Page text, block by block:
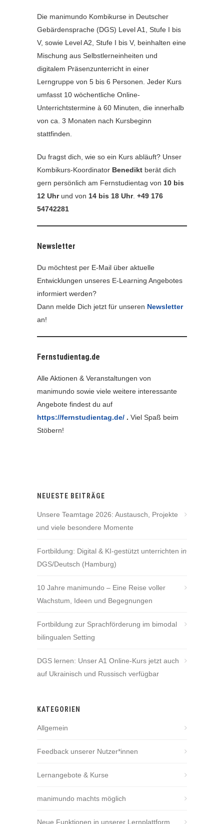
Die manimundo Kombikurse in Deutscher
Gebärdensprache (DGS) Level A1, Stufe I bis
V, sowie Level A2, Stufe I bis V, beinhalten eine
Mischung aus Selbstlerneinheiten und
digitalem Präsenzunterricht in einer
Lerngruppe von 5 bis 6 Personen. Jeder Kurs
umfasst 10 wöchentliche Online-
Unterrichtstermine à 60 Minuten, die innerhalb
von ca. 3 Monaten nach Kursbeginn
stattfinden.
Du fragst dich, wie so ein Kurs abläuft? Unser
Kombikurs-Koordinator Benedikt berät dich
gern persönlich am Fernstudientag von 10 bis
12 Uhrund von 14 bis 18 Uhr. +49 176
54742281
Newsletter
Du möchtest per E-Mail über aktuelle
Entwicklungen unseres E-Learning Angebotes
informiert werden?
Dann melde Dich jetzt für unseren Newsletter
an!
Fernstudientag.de
Alle Aktionen & Veranstaltungen von
manimundo sowie viele weitere interessante
Angebote findest du auf
https://fernstudientag.de/ . Viel Spaß beim
Stöbern!
NEUESTE BEITRÄGE
Unsere Teamtage 2026: Austausch, Projekte
und viele besondere Momente
Fortbildung: Digital & KI-gestützt unterrichten in
DGS/Deutsch (Hamburg)
10 Jahre manimundo – Eine Reise voller
Wachstum, Ideen und Begegnungen
Fortbildung zur Sprachförderung im bimodal
bilingualen Setting
DGS lernen: Unser A1 Online-Kurs jetzt auch
auf Ukrainisch und Russisch verfügbar
KATEGORIEN
Allgemein
Feedback unserer Nutzer*innen
Lernangebote & Kurse
manimundo machts möglich
Neue Funktionen in unserer Lernplattform